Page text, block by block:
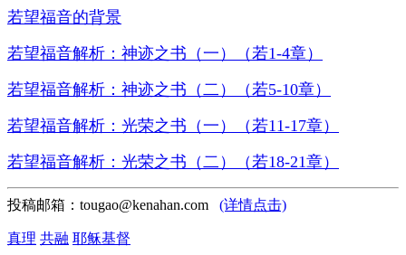
若望福音的背景
若望福音解析：神迹之书（一）（若1-4章）
若望福音解析：神迹之书（二）（若5-10章）
若望福音解析：光荣之书（一）（若11-17章）
若望福音解析：光荣之书（二）（若18-21章）
投稿邮箱：tougao@kenahan.com (详情点击)
真理 共融 耶稣基督